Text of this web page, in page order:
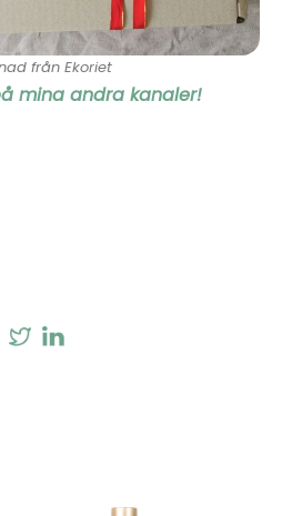
från Ekoriet
mina andra kanaler!